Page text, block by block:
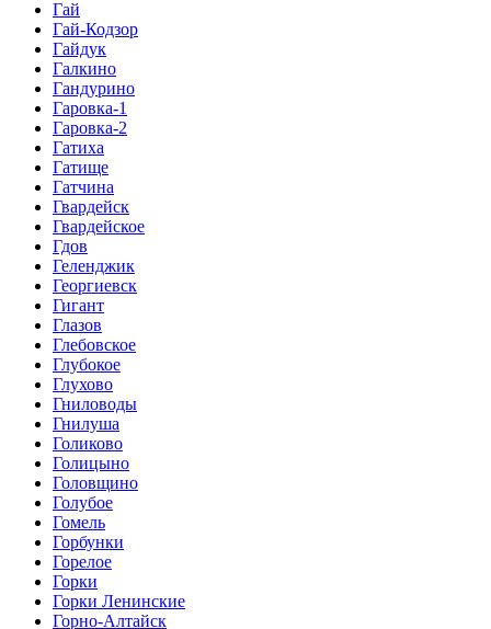
Гай
Гай-Кодзор
Гайдук
Галкино
Гандурино
Гаровка-1
Гаровка-2
Гатиха
Гатище
Гатчина
Гвардейск
Гвардейское
Гдов
Геленджик
Георгиевск
Гигант
Глазов
Глебовское
Глубокое
Глухово
Гниловоды
Гнилуша
Голиково
Голицыно
Головщино
Голубое
Гомель
Горбунки
Горелое
Горки
Горки Ленинские
Горно-Алтайск